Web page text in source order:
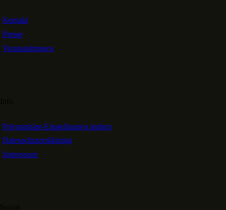
Kontakt
Presse
Veranstaltungen
Privatsphäre-Einstellungen ändern
Datenschutzerklärung
Impressum